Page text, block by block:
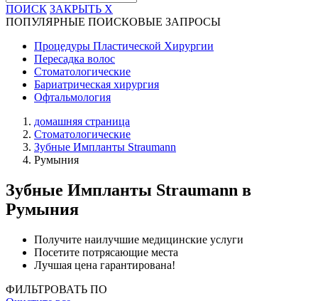
ПОИСК ЗАКРЫТЬ X
ПОПУЛЯРНЫЕ ПОИСКОВЫЕ ЗАПРОСЫ
Процедуры Пластической Хирургии
Пересадка волос
Стоматологические
Бариатрическая хирургия
Офтальмология
домашняя страница
Стоматологические
Зубные Импланты Straumann
Румыния
Зубные Импланты Straumann в
Румыния
Получите наилучшие медицинские услуги
Посетите потрясающие места
Лучшая цена гарантирована!
ФИЛЬТРОВАТЬ ПО